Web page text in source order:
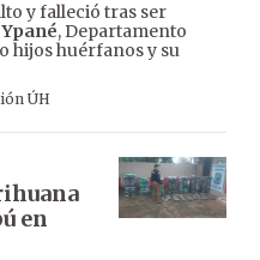
y falleció tras ser
Ypané, Departamento
hijos huérfanos y su
ÚH
en